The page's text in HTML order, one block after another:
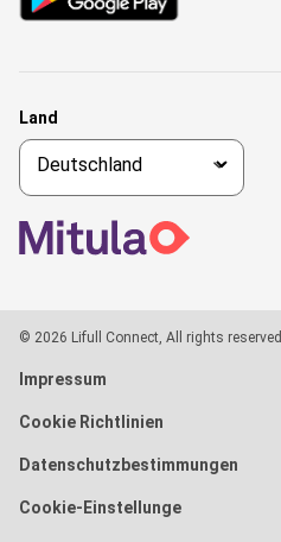
Land
© 2026 Lifull Connect, All rights reserved
Impressum
Cookie Richtlinien
Datenschutzbestimmungen
Cookie-Einstellunge